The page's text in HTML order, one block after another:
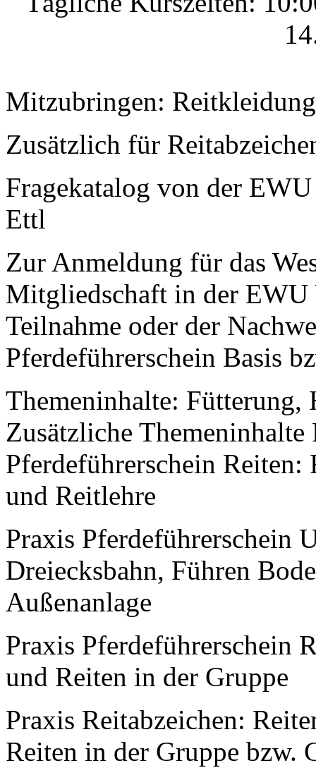
Mitzubringen:
Zusätzlich für
Fragekatalog von der
Ettl
Zur Anmeldung für das
Mitgliedschaft in der EWU
Teilnahme oder der
Pferdeführerschein Basis
Themeninhalte: Fütterung,
Zusätzliche Themeninhalte
Pferdeführerschein Reiten:
und Reitlehre
Praxis Pferdeführerschein
Dreiecksbahn, Führen
Außenanlage
Praxis Pferdeführerschein
und Reiten in der Gruppe
Praxis Reitabzeichen:
Reiten in der Gruppe bzw.